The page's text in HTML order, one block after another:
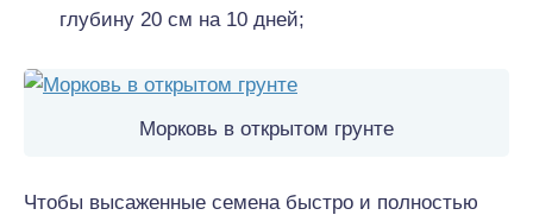
глубину 20 см на 10 дней;
Морковь в открытом грунте
Чтобы высаженные семена быстро и полностью